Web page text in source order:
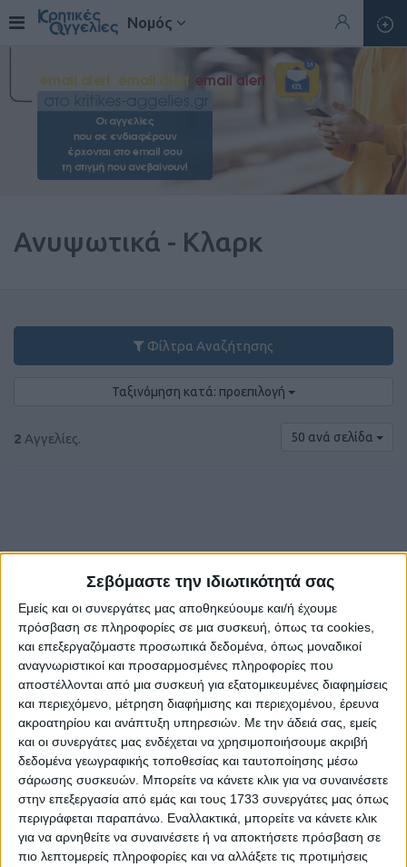
Σεβόμαστε την ιδιωτικότητά σας
Εμείς και οι συνεργάτες μας αποθηκεύουμε και/ή έχουμε
πρόσβαση σε πληροφορίες σε μια συσκευή, όπως τα cookies,
και επεξεργαζόμαστε προσωπικά δεδομένα, όπως μοναδικοί
αναγνωριστικοί και προσαρμοσμένες πληροφορίες που
αποστέλλονται από μια συσκευή για εξατομικευμένες διαφημίσεις
και περιεχόμενο, μέτρηση διαφήμισης και περιεχομένου, έρευνα
ακροατηρίου και ανάπτυξη υπηρεσιών. Με την άδειά σας, εμείς
και οι συνεργάτες μας ενδέχεται να χρησιμοποιήσουμε ακριβή
δεδομένα γεωγραφικής τοποθεσίας και ταυτοποίησης μέσω
σάρωσης συσκευών. Μπορείτε να κάνετε κλικ για να συναινέσετε
στην επεξεργασία από εμάς και τους 1733 συνεργάτες μας όπως
περιγράφεται παραπάνω. Εναλλακτικά, μπορείτε να κάνετε κλικ
για να αρνηθείτε να συναινέσετε ή να αποκτήσετε πρόσβαση σε
πιο λεπτομερείς πληροφορίες και να αλλάξετε τις προτιμήσεις
Νομός
Ανυψωτικά - Κλαρκ
Φίλτρα Αναζήτησης
Ταξινόμηση κατά: προεπιλογή
2 Αγγελίες. 50 ανά σελίδα
ΚΛΑΡΚ
Ηράκλειο
μεταχειρισμένο, τιμή 8000€